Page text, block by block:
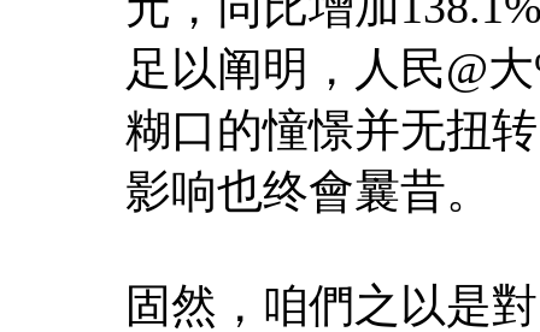
足以阐明，人民@
糊口的憧憬并无扭
影响也终會曩昔。
固然，咱們之以是